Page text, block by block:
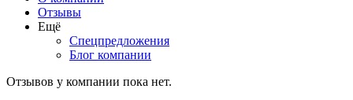
Отзывы
Ещё
Спецпредложения
Блог компании
Отзывов у компании пока нет.